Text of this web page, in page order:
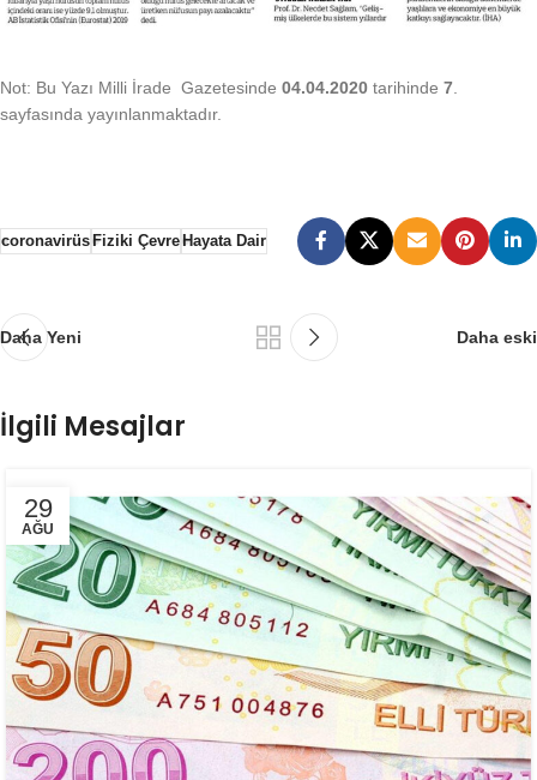
Not: Bu Yazı Milli İrade Gazetesinde 04.04.2020 tarihinde 7
sayfasında yayınlanmaktadır.
coronavirüsFiziki ÇevreHayata Dair
Daha Yeni Daha eski
İlgili Mesajlar
29
AĞU